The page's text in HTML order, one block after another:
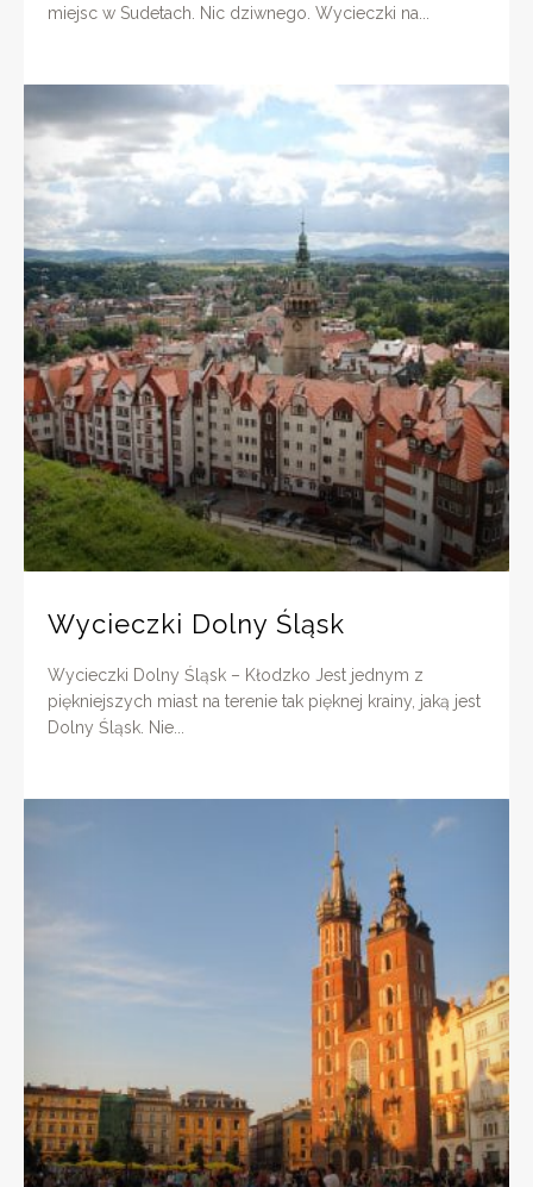
miejsc w Sudetach. Nic dziwnego. Wycieczki na...
Wycieczki Dolny Śląsk
Wycieczki Dolny Śląsk – Kłodzko Jest jednym z
piękniejszych miast na terenie tak pięknej krainy, jaką jest
Dolny Śląsk. Nie...